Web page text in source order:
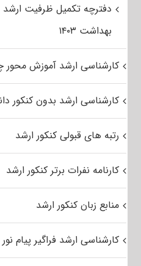
دفترچه تکمیل ظرفیت ارشد
بهداشت ۱۴۰۳
کارشناسی ارشد آموزش
کارشناسی ارشد بدون کنکور
رتبه های قبولی کنکور ارشد
کارنامه نفرات برتر کنکور ارشد
منابع زبان کنکور ارشد
کارشناسی ارشد فراگیر پیام نور